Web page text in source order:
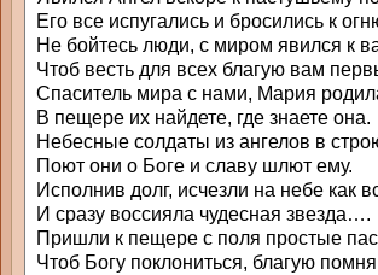
Его все испугались и бросились к
Не бойтесь люди, с миром явился к
Чтоб весть для всех благую вам
Спаситель мира с нами, Мария
В пещере их найдете, где знаете она.
Небесные солдаты из ангелов в
Поют они о Боге и славу шлют ему.
Исполнив долг, исчезли на небе как
И сразу воссияла чудесная звезда….
Пришли к пещере с поля простые
Чтоб Богу поклониться, благую помня